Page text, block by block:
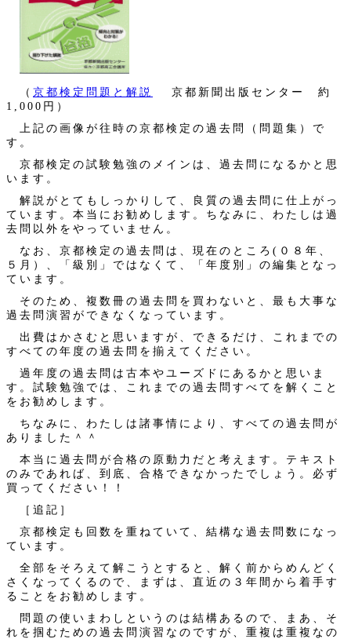
（ 京都検定問題と解説
京都新聞出版センター 約
1,000円）
上記の画像が往時の京都検定の過去問（問題集）で
す。
京都検定の試験勉強のメインは、過去問になるかと思
います。
解説がとてもしっかりして、良質の過去問に仕上がっ
ています。本当にお勧めします。ちなみに、わたしは過
去問以外をやっていません。
なお、京都検定の過去問は、現在のところ(０８年、
５月）、「級別」ではなくて、「年度別」の編集となっ
ています。
そのため、複数冊の過去問を買わないと、最も大事な
過去問演習ができなくなっています。
出費はかさむと思いますが、できるだけ、これまでの
すべての年度の過去問を揃えてください。
過年度の過去問は古本やユーズドにあるかと思いま
す。試験勉強では、これまでの過去問すべてを解くこと
をお勧めします。
ちなみに、わたしは諸事情により、すべての過去問が
ありました＾＾
本当に過去問が合格の原動力だと考えます。テキスト
のみであれば、到底、合格できなかったでしょう。必ず
買ってください！！
［追記］
京都検定も回数を重ねていて、結構な過去問数になっ
ています。
全部をそろえて解こうとすると、解く前からめんどく
さくなってくるので、まずは、直近の３年間から着手す
ることをお勧めします。
問題の使いまわしというのは結構あるので、まあ、そ
れを掴むための過去問演習なのですが、重複は重複なの